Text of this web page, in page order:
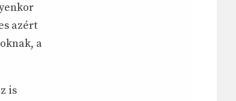
azért
a
is